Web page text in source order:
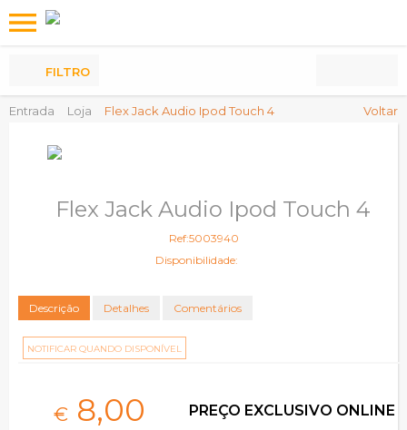
Entrada Loja Flex Jack Audio Ipod Touch 4 Voltar
FILTRO
Flex Jack Audio Ipod Touch 4
Ref:5003940
Disponibilidade:
Descrição Detalhes Comentários
NOTIFICAR QUANDO DISPONÍVEL
€ 8,00 PREÇO EXCLUSIVO ONLINE